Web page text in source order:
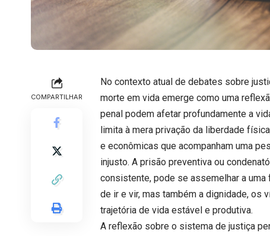
COMPARTILHAR
No contexto atual de debates sobre
morte em vida emerge como uma
penal podem afetar profundamente a
limita à mera privação da liberdade
e econômicas que acompanham uma
injusto. A prisão preventiva ou
consistente, pode se assemelhar a
de ir e vir, mas também a dignidade, os
trajetória de vida estável e produtiva.
A reflexão sobre o sistema de justiça